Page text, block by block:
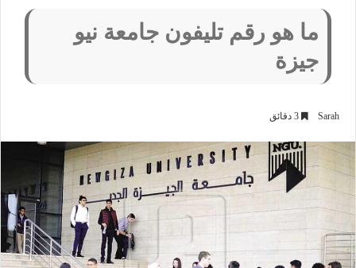
ما هو رقم تليفون جامعة نيو
جيزة
Sarah